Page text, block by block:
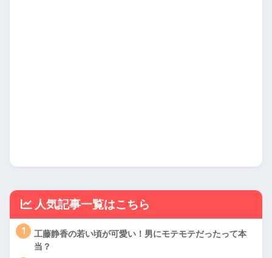
人気記事一覧はこちら
1
工藤静香の若い頃が可愛い！男にモテモテだったって本
当？